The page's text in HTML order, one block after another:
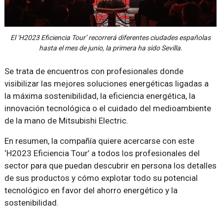
El ‘H2023 Eficiencia Tour’ recorrerá diferentes ciudades españolas
hasta el mes de junio, la primera ha sido Sevilla.
Se trata de encuentros con profesionales donde
visibilizar las mejores soluciones energéticas ligadas a
la máxima sostenibilidad, la eficiencia energética, la
innovación tecnológica o el cuidado del medioambiente
de la mano de Mitsubishi Electric.
En resumen, la compañía quiere acercarse con este
‘H2023 Eficiencia Tour’ a todos los profesionales del
sector para que puedan descubrir en persona los detalles
de sus productos y cómo explotar todo su potencial
tecnológico en favor del ahorro energético y la
sostenibilidad.